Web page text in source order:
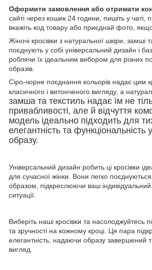
Оформити замовлення або отримати
сайті через кошик 24 години, пишіть у чаті,
вкажіть код товару або приєднай фото,
Жіночі кросівки з натуральної шкіри, замші
поєднують у собі універсальний дизайн і
роблячи їх ідеальним вибором для різних
образів.
Сіро-чорне поєднання кольорів надає цим
класичного і витонченого вигляду, а
замша та текстиль надає їм не
привабливості, але й відчуття
модель ідеально підходить для
елегантність та функціональність
образу.
Універсальний дизайн робить ці кросівки
для сучасної жінки. Вони легко
образом, підкреслюючи ваш індивідуальний
ситуації.
Виберіть наші кросівки та насолоджуйтесь
та зручності на кожному кроці. Ця пара
елегантність, надаючи образу завершений
вигляд.